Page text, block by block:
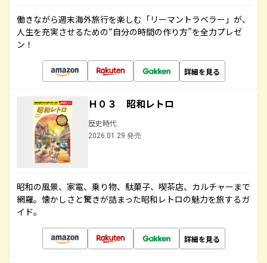
働きながら週末海外旅行を楽しむ「リーマントラベラー」が、
人生を充実させるための“自分の時間の作り方”を全力プレゼ
ン！
詳細を見る
Ｈ０３ 昭和レトロ
歴史時代
2026.01.29 発売
昭和の風景、家電、乗り物、駄菓子、喫茶店、カルチャーまで
網羅。懐かしさと驚きが詰まった昭和レトロの魅力を旅するガ
イド。
詳細を見る